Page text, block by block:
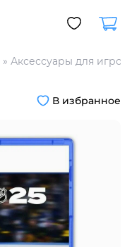
Аксессуары для
В избранное